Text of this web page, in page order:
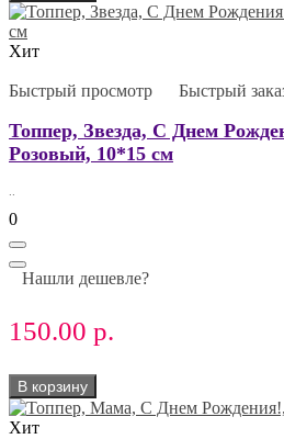
Хит
Быстрый просмотр Быстрый
Топпер, Звезда, С Днем
Розовый, 10*15 см
0
Нашли дешевле?
150.00 р.
В корзину
Хит